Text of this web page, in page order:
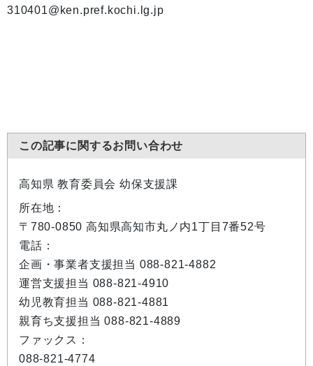
310401@ken.pref.kochi.lg.jp
この記事に関するお問い合わせ
高知県 教育委員会 幼保支援課
所在地：
〒780-0850 高知県高知市丸ノ内1丁目7番52号
電話：
企画・事業者支援担当 088-821-4882
運営支援担当 088-821-4910
幼児教育担当 088-821-4881
親育ち支援担当 088-821-4889
ファックス：
088-821-4774